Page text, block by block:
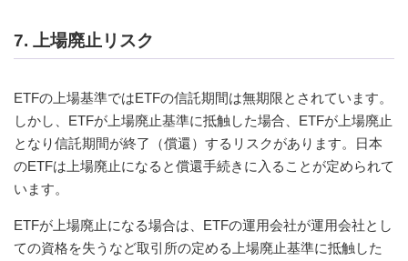
7. 上場廃止リスク
ETFの上場基準ではETFの信託期間は無期限とされています。
しかし、ETFが上場廃止基準に抵触した場合、ETFが上場廃止
となり信託期間が終了（償還）するリスクがあります。日本
のETFは上場廃止になると償還手続きに入ることが定められて
います。
ETFが上場廃止になる場合は、ETFの運用会社が運用会社とし
ての資格を失うなど取引所の定める上場廃止基準に抵触した